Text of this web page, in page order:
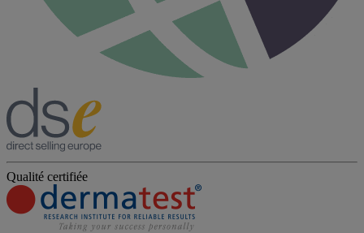
Qualité certifiée